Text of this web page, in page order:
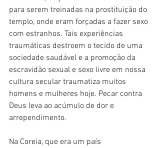
para serem treinadas na prostituição do
templo, onde eram forçadas a fazer sexo
com estranhos. Tais experiências
traumáticas destroem o tecido de uma
sociedade saudável e a promoção da
escravidão sexual e sexo livre em nossa
cultura secular traumatiza muitos
homens e mulheres hoje. Pecar contra
Deus leva ao acúmulo de dor e
arrependimento.
Na Coreia, que era um país